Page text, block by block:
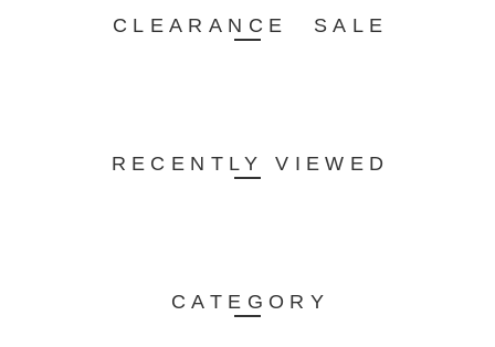
CLEARANCE SALE
RECENTLY VIEWED
CATEGORY